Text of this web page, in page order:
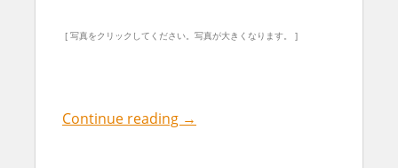
[ 写真をクリックしてください。写真が大きくなります。 ]
Continue reading →